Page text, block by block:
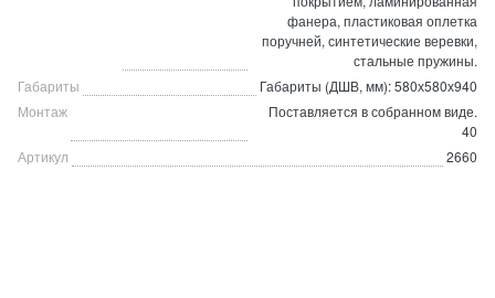
фанера, пластиковая оплетка
поручней, синтетические веревки,
стальные пружины.
Габариты
Габариты (ДШВ, мм): 580х580х940
Монтаж
Поставляется в собранном виде.
40
Артикул
2660